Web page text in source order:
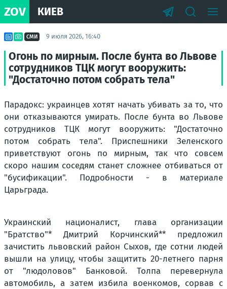
ZOV КИЕВ
СМИ 9 июля 2026, 16:40
Огонь по мирным. После бунта во Львове
сотрудников ТЦК могут вооружить:
"Достаточно потом собрать тела"
Парадокс: украинцев хотят начать убивать за то, что
они отказываются умирать. После бунта во Львове
сотрудников ТЦК могут вооружить: "Достаточно
потом собрать тела". Приспешники Зеленского
приветствуют огонь по мирным, так что совсем
скоро нашим соседям станет сложнее отбиваться от
"бусификации". Подробности - в материале
Царьграда.
Украинский националист, глава организации
"Братство"* Дмитрий Корчинский** предложил
зачистить львовский район Сыхов, где сотни людей
вышли на улицу, чтобы защитить 20-летнего парня
от "людоловов" Банковой. Толпа перевернула
автомобиль, а затем избила военкомов, сорвав с